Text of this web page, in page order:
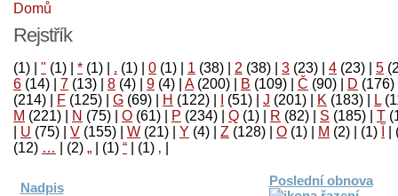
Domů
Rejstřík
(1) " (1) * (1) . (1) 0 (1) 1 (38) 2 (38) 3 (23) 4 (23) 5
6 (14) 7 (13) 8 (4) 9 (4) A(200) B (109) Č (90) D (176)
(214)
F (125) G (69) H (122) (51) J (201) K (183) L
M (221) N (75) O (61) P (234) Q (1) R (82) S (185) T
U (75) V (155) W (21) Y (4) Z (128) Ο (1) М (2)
(1)
‚
(1)
“
(1)
„
(2)
…
(12)
Nadpis Poslední obnova